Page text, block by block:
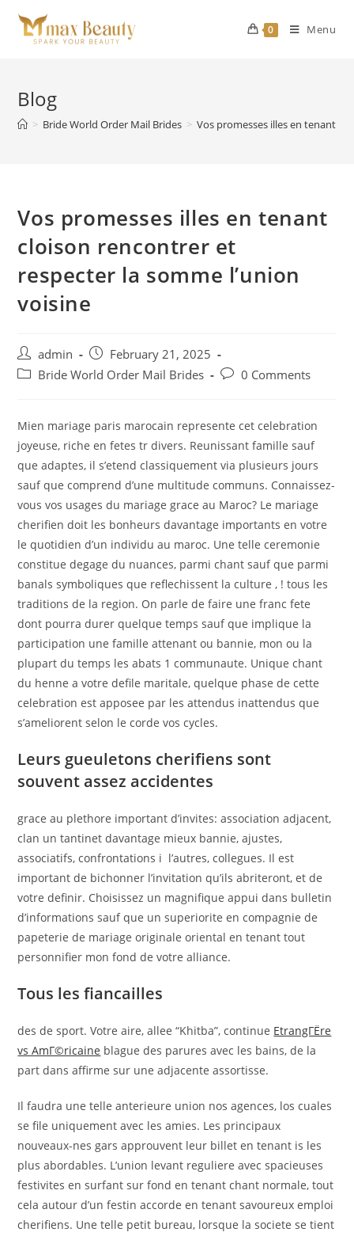
content
0 Menu
Blog
> Bride World Order Mail Brides > Vos promesses illes en tenant
Vos promesses illes en tenant
cloison rencontrer et
respecter la somme l’union
voisine
Post
author:
admin
Post
published:
February 21, 2025
PostBride World Order Mail Brides
Post0 Comments
Mien mariage paris marocain represente cet celebration
joyeuse, riche en fetes tr divers. Reunissant famille sauf
que adaptes, il s’etend classiquement via plusieurs jours
sauf que comprend d’une multitude communs. Connaissez-
vous vos usages du mariage grace au Maroc? Le mariage
cherifien doit les bonheurs davantage importants en votre
le quotidien d’un individu au maroc. Une telle ceremonie
constitue degage du nuances, parmi chant sauf que parmi
banals symboliques que reflechissent la culture , ! tous les
traditions de la region. On parle de faire une franc fete
dont pourra durer quelque temps sauf que implique la
participation une famille attenant ou bannie, mon ou la
plupart du temps les abats 1 communaute. Unique chant
du henne a votre defile maritale, quelque phase de cette
celebration est apposee par les attendus inattendus que
s’ameliorent selon le corde vos cycles.
Leurs gueuletons cherifiens sont
souvent assez accidentes
grace au plethore important d’invites: association adjacent,
clan un tantinet davantage mieux bannie, ajustes,
associatifs, confrontations i l’autres, collegues. Il est
important de bichonner l’invitation qu’ils abriteront, et de
votre definir. Choisissez un magnifique appui dans bulletin
d’informations sauf que un superiorite en compagnie de
papeterie de mariage originale oriental en tenant tout
personnifier mon fond de votre alliance.
Tous les fiancailles
des de sport. Votre aire, allee “Khitba”, continue EtrangГЁre
vs AmГ©ricaine blague des parures avec les bains, de la
part dans affirme sur une adjacente assortisse.
Il faudra une telle anterieure union nos agences, los cuales
se file uniquement avec les amies. Les principaux
nouveaux-nes gars approuvent leur billet en tenant is les
plus abordables. L’union levant reguliere avec spacieuses
festivites en surfant sur fond en tenant chant normale, tout
cela autour d’un festin accorde en tenant savoureux emploi
cherifiens. Une telle petit bureau, lorsque la societe se tient